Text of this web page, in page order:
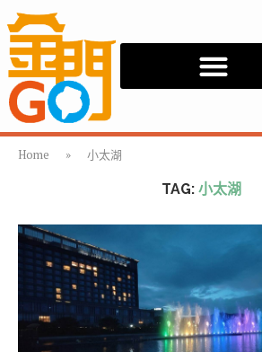
Home » 小太湖
TAG: 小太湖